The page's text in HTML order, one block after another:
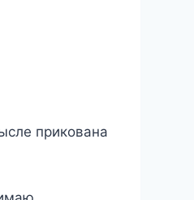
прикована